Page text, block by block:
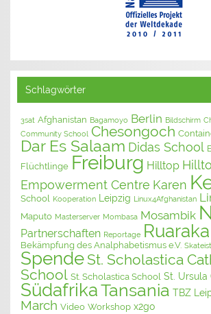
Schlagwörter
3sat Afghanistan Bagamoyo Berlin Bildschirm
Community School Chesongoch
Dar Es Salaam Didas School
Flüchtlinge Freiburg Hilltop
Empowerment Centre Karen
School Kooperation Leipzig Linux4Afghanistan
Maputo Masterserver Mombasa Mosambik
Partnerschaften Reportage Ruaraka
Bekämpfung des Analphabetismus e.V.
Spende St. Scholastica
School St. Scholastica School St. Ursula
SüdafrikaTansania TBZ
March Video Workshop x2go